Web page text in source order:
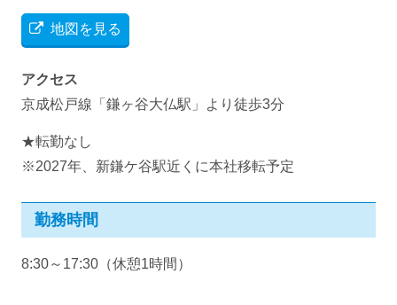
地図を見る
アクセス
京成松戸線「鎌ヶ谷大仏駅」より徒歩3分
★転勤なし
※2027年、新鎌ケ谷駅近くに本社移転予定
勤務時間
8:30～17:30（休憩1時間）